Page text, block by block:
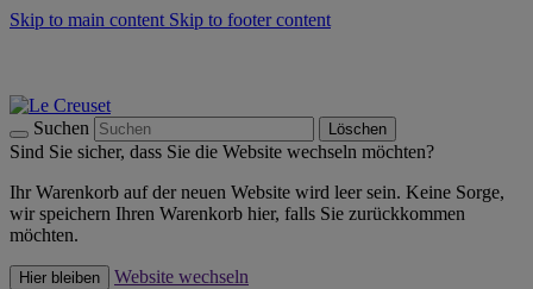
Skip to main content Skip to footer content
Suchen Löschen
Sind Sie sicher, dass Sie die Website wechseln möchten?
Ihr Warenkorb auf der neuen Website wird leer sein. Keine Sorge,
wir speichern Ihren Warenkorb hier, falls Sie zurückkommen
möchten.
Hier bleiben
Website wechseln